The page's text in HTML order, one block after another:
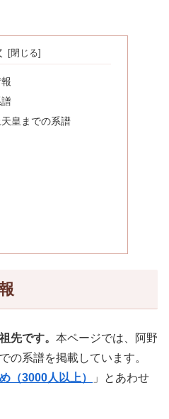
皇までの系譜
先です。 本ページでは、阿野
の系譜を掲載しています。
（3000人以上）
」とあわせ